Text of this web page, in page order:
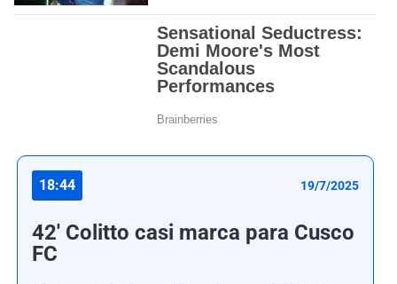
18:44 19/7/2025
42' Colitto casi marca para Cusco
FC